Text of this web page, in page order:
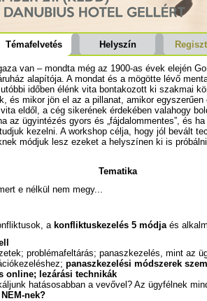
Témafelvetés Helyszín
van – mondta még az 1900-as évek elején
alapítója. A mondat és a mögötte lévő
időben élénk vita bontakozott ki szakmai
és mikor jön el az a pillanat, amikor
eldől, a cég sikerének érdekében valahogy
az ügyintézés gyors és „fájdalommentes”, és
kezelni. A workshop célja, hogy jól bevált
módjuk lesz ezeket a helyszínen ki is
Tematika
e nélkül nem megy...
a konfliktuskezelés 5 módja és
problémafeltárás; panaszkezelés, mint az
panaszkezelési módszerek
online; lezárási technikák
hatásosabban a vevővel? Az ügyfélnek
nek?